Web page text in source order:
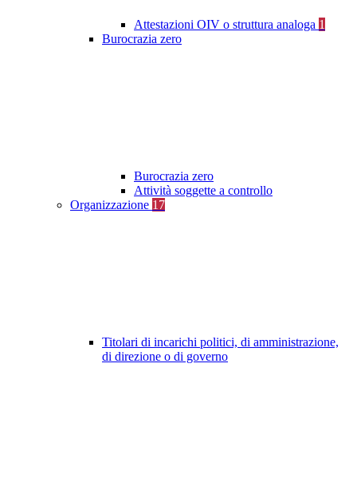
Attestazioni OIV o struttura analoga 1
Burocrazia zero
Burocrazia zero
Attività soggette a controllo
Organizzazione 17
Titolari di incarichi politici, di amministrazione,
di direzione o di governo